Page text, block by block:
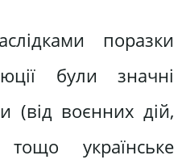
поразки
були значні
(від воєнних дій,
українське